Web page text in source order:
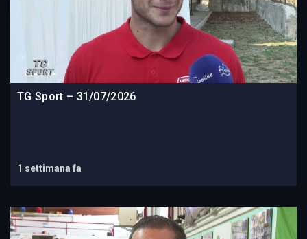
TG Sport – 31/07/2026
1 settimana fa